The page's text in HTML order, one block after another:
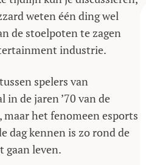
weten één ding wel
de stoelpoten te zagen
industrie.
spelers van
in de jaren ’70 van de
maar het fenomeen esports
dag kennen is zo rond de
gaan leven.